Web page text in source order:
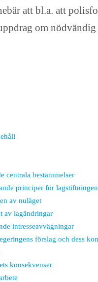
att bl.a. att
om
centrala bestämmelser
principer för lagstiftningen
av nuläget
av lagändringar
intresseavvägningar
förslag och dess
konsekvenser